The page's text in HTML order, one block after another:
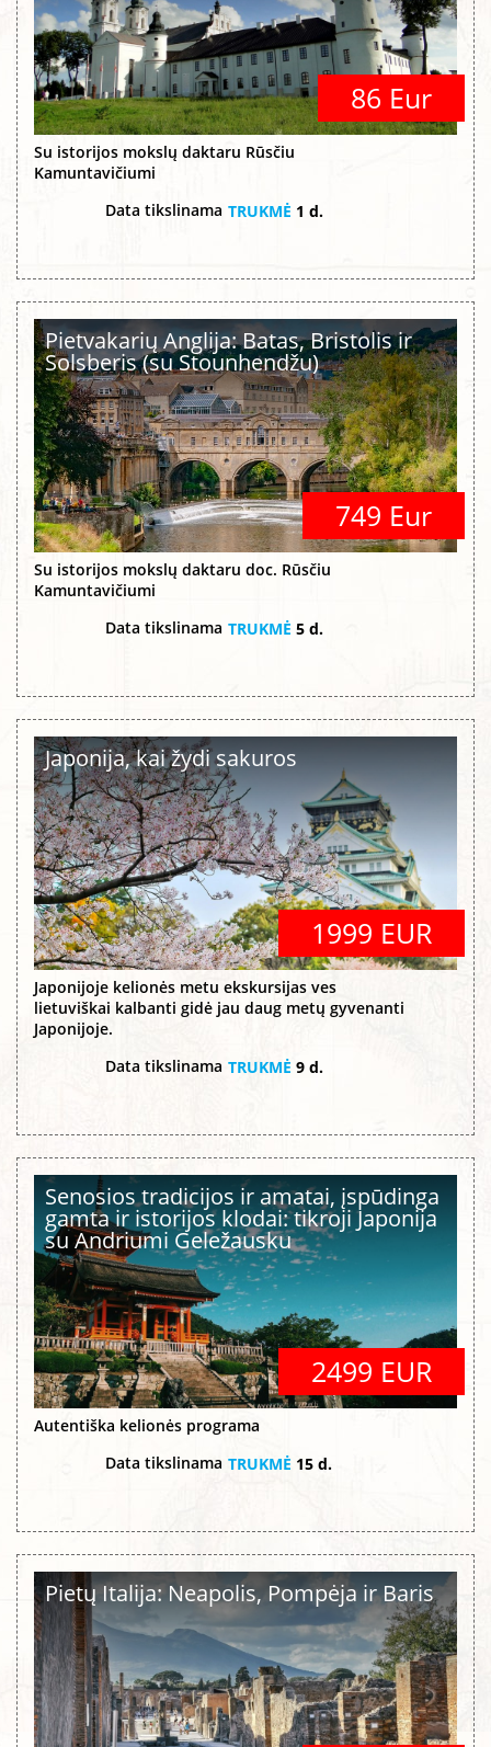
86 Eur
Su istorijos mokslų daktaru Rūsčiu
Kamuntavičiumi
Data tikslinama TRUKMĖ 1 d.
Pietvakarių Anglija: Batas, Bristolis ir
Solsberis (su Stounhendžu)
749 Eur
Su istorijos mokslų daktaru doc. Rūsčiu
Kamuntavičiumi
Data tikslinama TRUKMĖ 5 d.
Japonija, kai žydi sakuros
1999 EUR
Japonijoje kelionės metu ekskursijas ves
lietuviškai kalbanti gidė jau daug metų gyvenanti
Japonijoje.
Data tikslinama TRUKMĖ 9 d.
Senosios tradicijos ir amatai, įspūdinga
gamta ir istorijos klodai: tikroji Japonija
su Andriumi Geležausku
2499 EUR
Autentiška kelionės programa
Data tikslinama TRUKMĖ 15 d.
Pietų Italija: Neapolis, Pompėja ir Baris